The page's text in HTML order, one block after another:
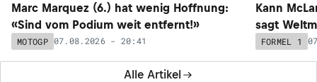
Alle Artikel
Marc Marquez (6.) hat wenig Hoffnung:
«Sind vom Podium weit entfernt!»
MOTOGP 07.08.2026 - 20:41
Kann
sagt
FORMEL 1